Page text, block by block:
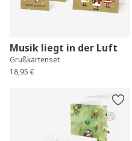
Musik liegt in der Luft
Grußkartenset
18,95 €